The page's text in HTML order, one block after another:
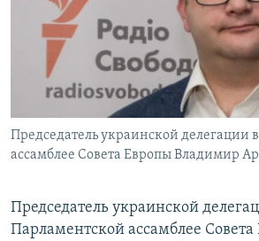
ПОБЕДИТЕЛЕЙ НЕ СУДЯТ?
КРЫМ.НЕПОКОРЕННЫЙ
ELIFBE
УКРАИНСКАЯ ПРОБЛЕМА КРЫМА
ПРИСОЕДИНЯЙТЕСЬ!
Все сайты RFE/RL
Председатель украинской делегации
ассамблее Совета Европы Владимир
Председатель украинской
Парламентской ассамблее